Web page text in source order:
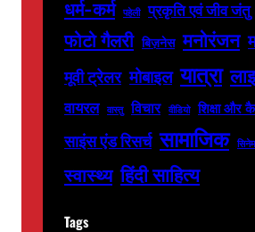
धर्म-कर्म पहेली प्रकृति एवं जीव जंतु
फोटो गैलरी बिज़नेस मनोरंजन
मूवी ट्रेलर मोबाइल यात्रा
वायरल वास्तु विचार वीडियो शिक्षा और
साइंस एंड रिसर्च सामाजिक
स्वास्थ्य हिंदी साहित्य
Tags